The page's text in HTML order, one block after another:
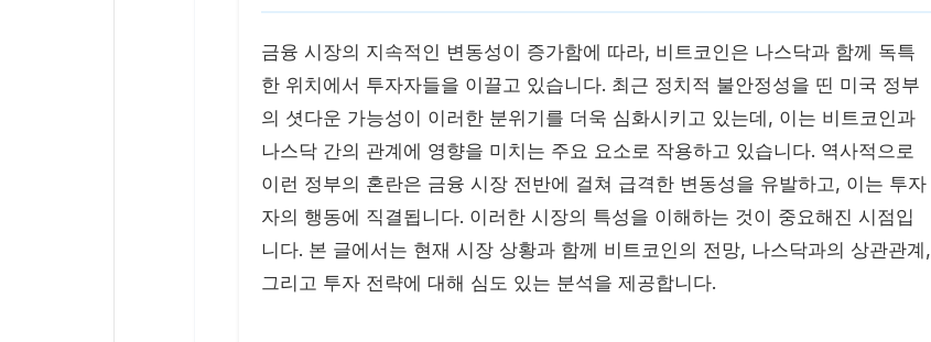
금융 시장의 지속적인 변동성이 증가함에 따라, 비트코인은 나스닥과 함께 독특
한 위치에서 투자자들을 이끌고 있습니다. 최근 정치적 불안정성을 띤 미국 정부
의 셧다운 가능성이 이러한 분위기를 더욱 심화시키고 있는데, 이는 비트코인과
나스닥 간의 관계에 영향을 미치는 주요 요소로 작용하고 있습니다. 역사적으로
이런 정부의 혼란은 금융 시장 전반에 걸쳐 급격한 변동성을 유발하고, 이는 투자
자의 행동에 직결됩니다. 이러한 시장의 특성을 이해하는 것이 중요해진 시점입
니다. 본 글에서는 현재 시장 상황과 함께 비트코인의 전망, 나스닥과의 상관관계,
그리고 투자 전략에 대해 심도 있는 분석을 제공합니다.